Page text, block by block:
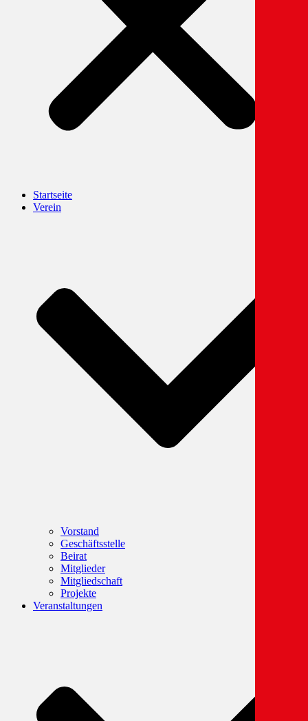
Startseite
Verein
Vorstand
Geschäftsstelle
Beirat
Mitglieder
Mitgliedschaft
Projekte
Veranstaltungen